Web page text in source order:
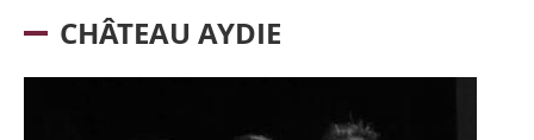
CHÂTEAU AYDIE